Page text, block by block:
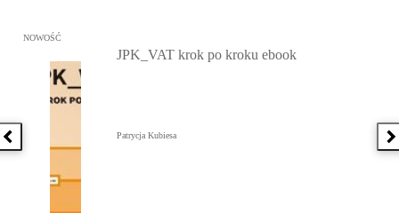
Poprzednia książka
Przejdź do: JPK_VAT krok po kroku ebook, Patrycja Kubiesa -
NOWOŚĆ
JPK_VAT krok po kroku ebook
Patrycja Kubiesa